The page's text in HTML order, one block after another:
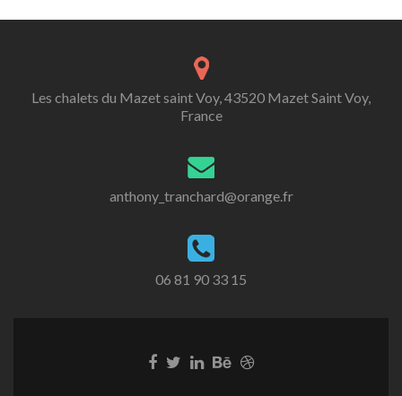
Les chalets du Mazet saint Voy, 43520 Mazet Saint Voy,
France
anthony_tranchard@orange.fr
06 81 90 33 15